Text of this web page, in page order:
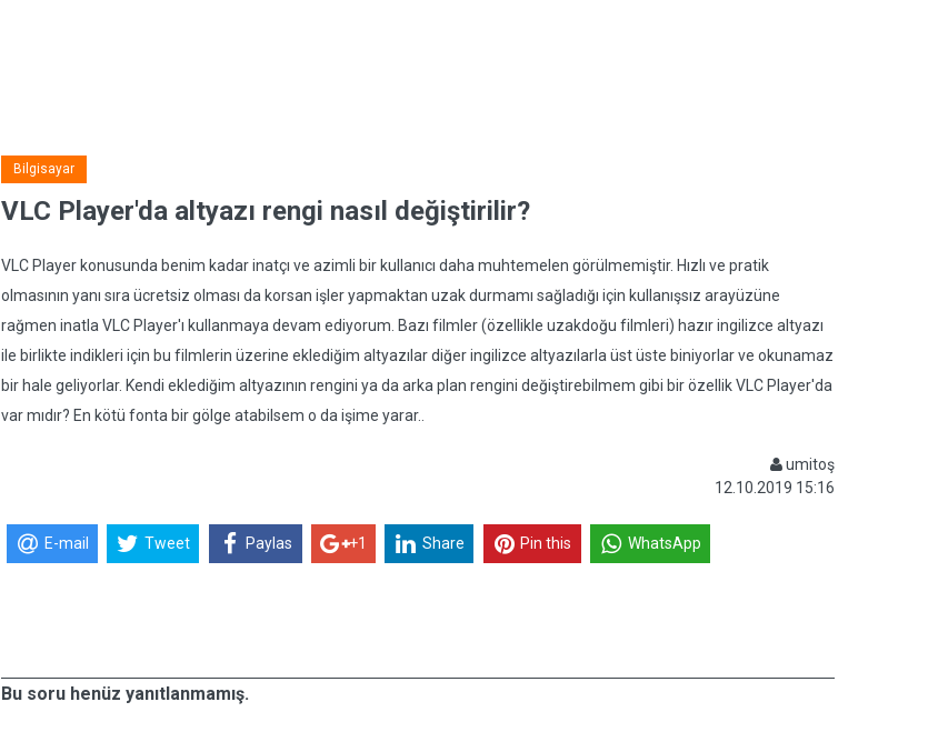
Bilgisayar
VLC Player'da altyazı rengi nasıl değiştirilir?
VLC Player konusunda benim kadar inatçı ve azimli bir kullanıcı daha muhtemelen görülmemiştir. Hızlı ve pratik
olmasının yanı sıra ücretsiz olması da korsan işler yapmaktan uzak durmamı sağladığı için kullanışsız arayüzüne
rağmen inatla VLC Player'ı kullanmaya devam ediyorum. Bazı filmler (özellikle uzakdoğu filmleri) hazır ingilizce altyazı
ile birlikte indikleri için bu filmlerin üzerine eklediğim altyazılar diğer ingilizce altyazılarla üst üste biniyorlar ve okunamaz
bir hale geliyorlar. Kendi eklediğim altyazının rengini ya da arka plan rengini değiştirebilmem gibi bir özellik VLC Player'da
var mıdır? En kötü fonta bir gölge atabilsem o da işime yarar..
umitoş
12.10.2019 15:16
E-mail Tweet Paylas +1 Share Pin this WhatsApp
Bu soru henüz yanıtlanmamış.